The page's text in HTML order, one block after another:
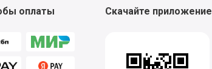
оплаты Скачайте приложение